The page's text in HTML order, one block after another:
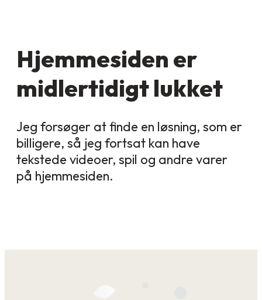
Hjemmesiden er
midlertidigt lukket
Jeg forsøger at finde en løsning, som er
billigere, så jeg fortsat kan have
tekstede videoer, spil og andre varer
på hjemmesiden.